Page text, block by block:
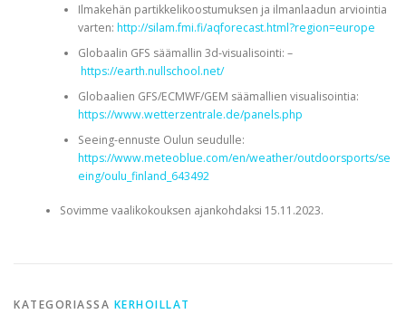
Ilmakehän partikkelikoostumuksen ja ilmanlaadun arviointia
varten: http://silam.fmi.fi/aqforecast.html?region=europe
Globaalin GFS säämallin 3d-visualisointi: –
https://earth.nullschool.net/
Globaalien GFS/ECMWF/GEM säämallien visualisointia:
https://www.wetterzentrale.de/panels.php
Seeing-ennuste Oulun seudulle:
https://www.meteoblue.com/en/weather/outdoorsports/se
eing/oulu_finland_643492
Sovimme vaalikokouksen ajankohdaksi 15.11.2023.
KATEGORIASSA KERHOILLAT